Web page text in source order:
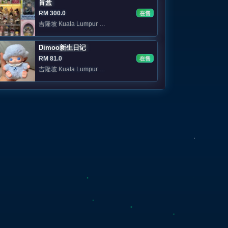
盲盒
RM 300.0
在售
吉隆坡 Kuala Lumpur 📍KL 可面交
Dimoo新生日记
RM 81.0
在售
吉隆坡 Kuala Lumpur 私聊